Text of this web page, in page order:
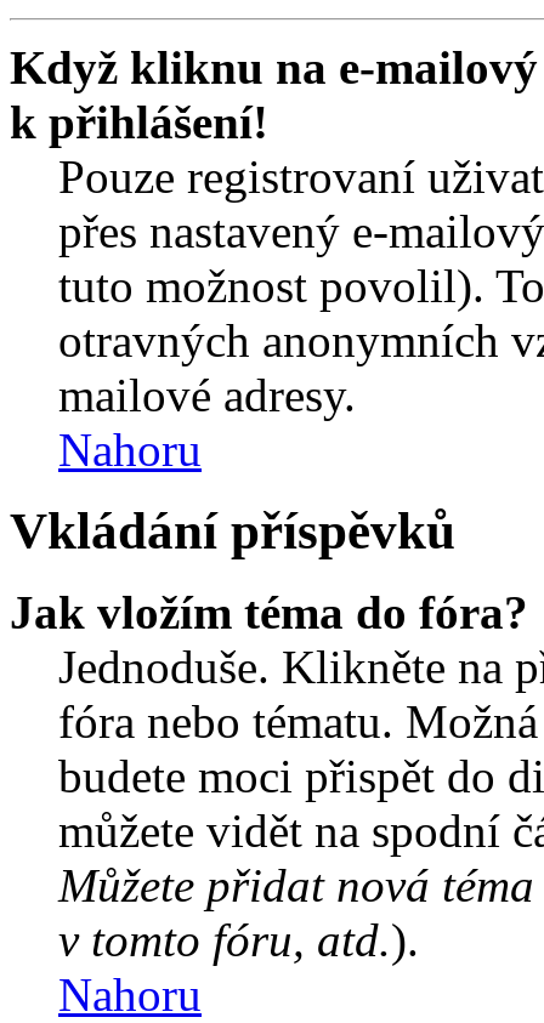
Když kliknu na e-
k přihlášení!
Pouze registrovaní
přes nastavený e-
tuto možnost povolil).
otravných anonymních
mailové adresy.
Nahoru
Vkládání příspěvků
Jak vložím téma do fóra?
Jednoduše. Klikněte na
fóra nebo tématu.
budete moci přispět do
můžete vidět na spodní
Můžete přidat nová
v tomto fóru, atd.).
Nahoru